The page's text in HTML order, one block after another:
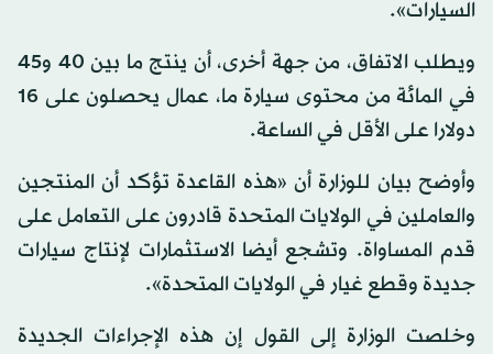
السيارات».
ويطلب الاتفاق، من جهة أخرى، أن ينتج ما بين 40 و45
في المائة من محتوى سيارة ما، عمال يحصلون على 16
دولارا على الأقل في الساعة.
وأوضح بيان للوزارة أن «هذه القاعدة تؤكد أن المنتجين
والعاملين في الولايات المتحدة قادرون على التعامل على
قدم المساواة. وتشجع أيضا الاستثمارات لإنتاج سيارات
جديدة وقطع غيار في الولايات المتحدة».
وخلصت الوزارة إلى القول إن هذه الإجراءات الجديدة